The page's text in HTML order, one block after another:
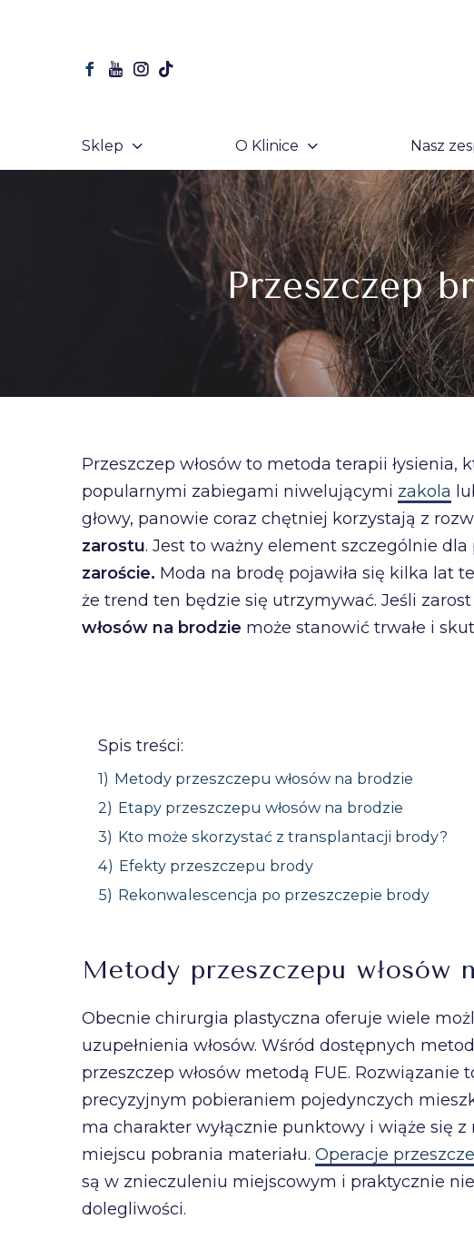
Sklep O Klinice Nasz
Przeszczep
Przeszczep włosów to metoda terapii łysienia,
popularnymi zabiegami niwelującymi zakola
głowy, panowie coraz chętniej korzystają z
zarostu. Jest to ważny element szczególnie
zaroście. Moda na brodę pojawiła się kilka lat
że trend ten będzie się utrzymywać. Jeśli
włosów na brodzie może stanowić trwałe i
Spis treści:
1) Metody przeszczepu włosów na brodzie
2) Etapy przeszczepu włosów na brodzie
3) Kto może skorzystać z transplantacji brody?
4) Efekty przeszczepu brody
5) Rekonwalescencja po przeszczepie brody
Metody przeszczepu włosów
Obecnie chirurgia plastyczna oferuje wiele
uzupełnienia włosów. Wśród dostępnych metod
przeszczep włosów metodą FUE.
precyzyjnym pobieraniem pojedynczych
ma charakter wyłącznie punktowy i wiąże się
miejscu pobrania materiału. Operacje
są w znieczuleniu miejscowym i praktycznie
dolegliwości.